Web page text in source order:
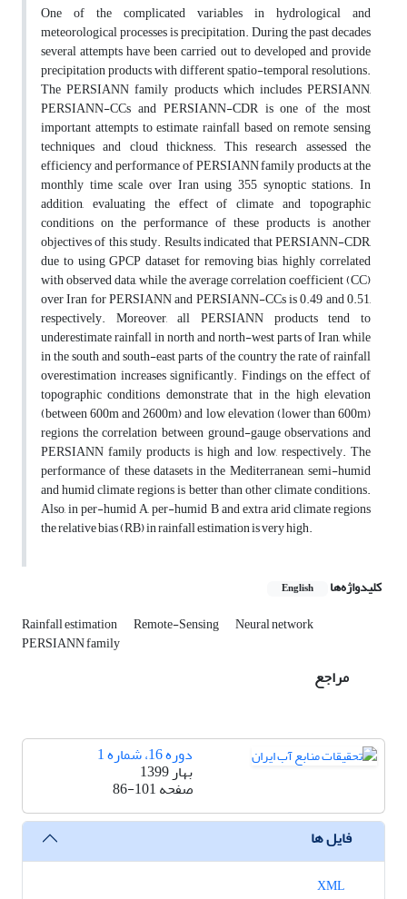
One of the complicated variables in hydrological and
meteorological processes is precipitation. During the past decades
several attempts have been carried out to developed and provide
precipitation products with different spatio-temporal resolutions.
The PERSIANN family products which includes PERSIANN,
PERSIANN-CCs and PERSIANN-CDR is one of the most
important attempts to estimate rainfall based on remote sensing
techniques and cloud thickness. This research assessed the
efficiency and performance of PERSIANN family products at the
monthly time scale over Iran using 355 synoptic stations. In
addition, evaluating the effect of climate and topographic
conditions on the performance of these products is another
objectives of this study. Results indicated that PERSIANN-CDR,
due to using GPCP dataset for removing bias, highly correlated
with observed data, while the average correlation coefficient (CC)
over Iran for PERSIANN and PERSIANN-CCs is 0.49 and 0.51,
respectively. Moreover, all PERSIANN products tend to
underestimate rainfall in north and north-west parts of Iran, while
in the south and south-east parts of the country the rate of rainfall
overestimation increases significantly. Findings on the effect of
topographic conditions demonstrate that in the high elevation
(between 600m and 2600m) and low elevation (lower than 600m)
regions the correlation between ground-gauge observations and
PERSIANN family products is high and low, respectively. The
performance of these datasets in the Mediterranean, semi-humid
and humid climate regions is better than other climate conditions.
Also, in per-humid A, per-humid B and extra arid climate regions
the relative bias (RB) in rainfall estimation is very high.
کلیدواژه‌ها English
Rainfall estimation Remote-Sensing Neural network
PERSIANN family
مراجع
دوره 16، شماره 1
بهار 1399
صفحه86-101
فایل ها